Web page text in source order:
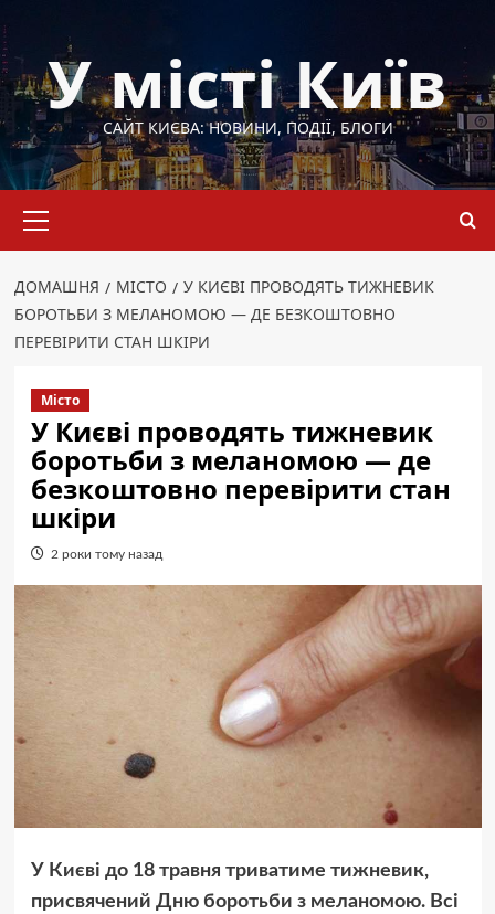
до
вмістуУ місті Київ
САЙТ КИЄВА: НОВИНИ, ПОДІЇ, БЛОГИ
меню
ДОМАШНЯ МІСТО
У КИЄВІ ПРОВОДЯТЬ ТИЖНЕВИК
БОРОТЬБИ З МЕЛАНОМОЮ — ДЕ БЕЗКОШТОВНО
ПЕРЕВІРИТИ СТАН ШКІРИ
Місто
У Києві проводять тижневик
боротьби з меланомою — де
безкоштовно перевірити стан
шкіри
2 роки тому назад
У Києві до 18 травня триватиме тижневик,
присвячений Дню боротьби з меланомою. Всі